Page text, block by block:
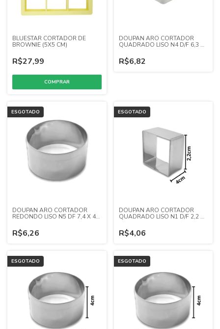
BLUESTAR CORTADOR DE
BROWNIE (5X5 CM)
R$27,99
DOUPAN ARO CORTADOR
QUADRADO LISO N4 D/F 6,3 X
R$6,82
ESGOTADO
DOUPAN ARO CORTADOR
REDONDO LISO N5 DF 7,4 X 4
R$6,26
ESGOTADO
DOUPAN ARO CORTADOR
QUADRADO LISO N1 D/F 2,2 X
R$4,06
ESGOTADO ESGOTADO